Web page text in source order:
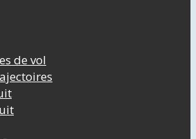
de vol